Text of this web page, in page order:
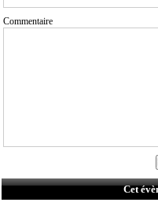
Commentaire
Cet